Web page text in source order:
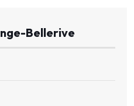
Bellerive